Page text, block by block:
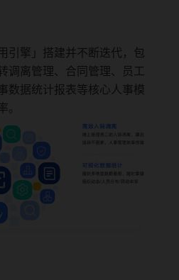
引擎」搭建并不断迭代，包
调离管理、合同管理、员工
数据统计报表等核心人事模